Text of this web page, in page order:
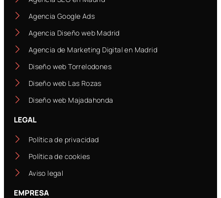
Agencia Google Ads
Agencia Diseño web Madrid
Agencia de Marketing Digital en Madrid
Diseño web Torrelodones
Diseño web Las Rozas
Diseño web Majadahonda
LEGAL
Política de privacidad
Política de cookies
Aviso legal
EMPRESA